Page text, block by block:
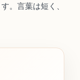
。言葉は短く、